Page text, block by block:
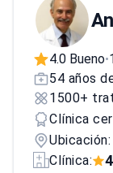
4.0 Bueno•
54 años
1500+
Clínica
Clínica: